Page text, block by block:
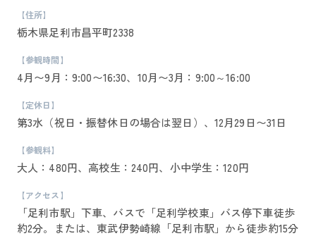
【住所】
栃木県足利市昌平町2338
【参観時間】
4月〜9月：9:00〜16:30、10月〜3月：9:00～16:00
【定休日】
第3水（祝日・振替休日の場合は翌日）、12月29日〜31日
【参観料】
大人：480円、高校生：240円、小中学生：120円
【アクセス】
「足利市駅」下車、バスで「足利学校東」バス停下車徒歩
約2分。または、東武伊勢崎線「足利市駅」から徒歩約15分